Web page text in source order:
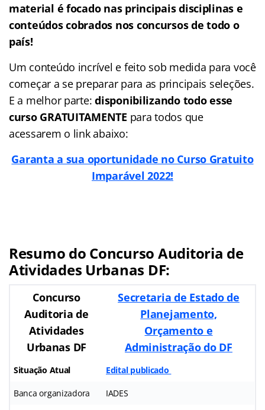
material é focado nas principais disciplinas e
conteúdos cobrados nos concursos de todo o
país!
Um conteúdo incrível e feito sob medida para você
começar a se preparar para as principais seleções.
E a melhor parte:disponibilizando todo esse
curso GRATUITAMENTE para todos que
acessarem o link abaixo:
Garanta a sua oportunidade no Curso Gratuito
Imparável 2022!
Resumo do Concurso Auditoria de
Atividades Urbanas DF:
Concurso
Auditoria de
Atividades
Urbanas DF
Secretaria de Estado de
Planejamento,
Orçamento e
Administração do DF
Situação Atual Edital publicado
Banca organizadora IADES